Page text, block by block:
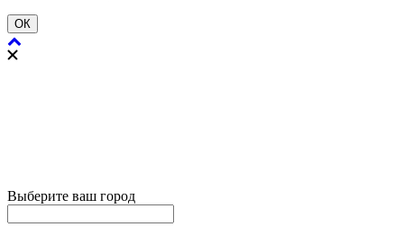
ОК
Выберите ваш город